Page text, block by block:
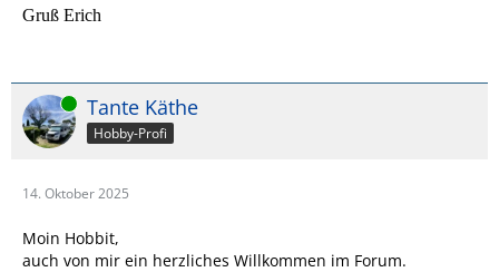
Gruß Erich
Online Tante Käthe
Hobby-Profi
14. Oktober 2025
Moin Hobbit,
auch von mir ein herzliches Willkommen im Forum.